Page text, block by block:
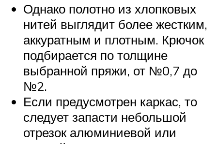
Однако полотно из хлопковых
нитей выглядит более жестким,
аккуратным и плотным. Крючок
подбирается по толщине
выбранной пряжи, от №0,7 до
№2.
Если предусмотрен каркас, то
следует запасти небольшой
отрезок алюминиевой или